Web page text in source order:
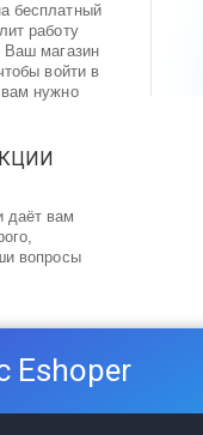
бесплатный
работу
Ваш магазин
войти в
вам нужно
даёт вам
вопросы
Eshoper